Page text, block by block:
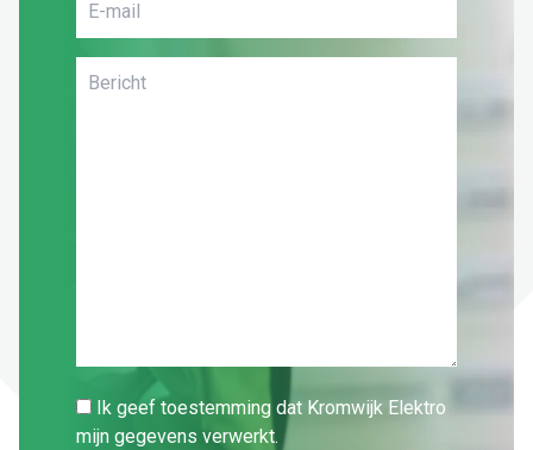
Ik geef toestemming dat Kromwijk Elektro
mijn gegevens verwerkt.